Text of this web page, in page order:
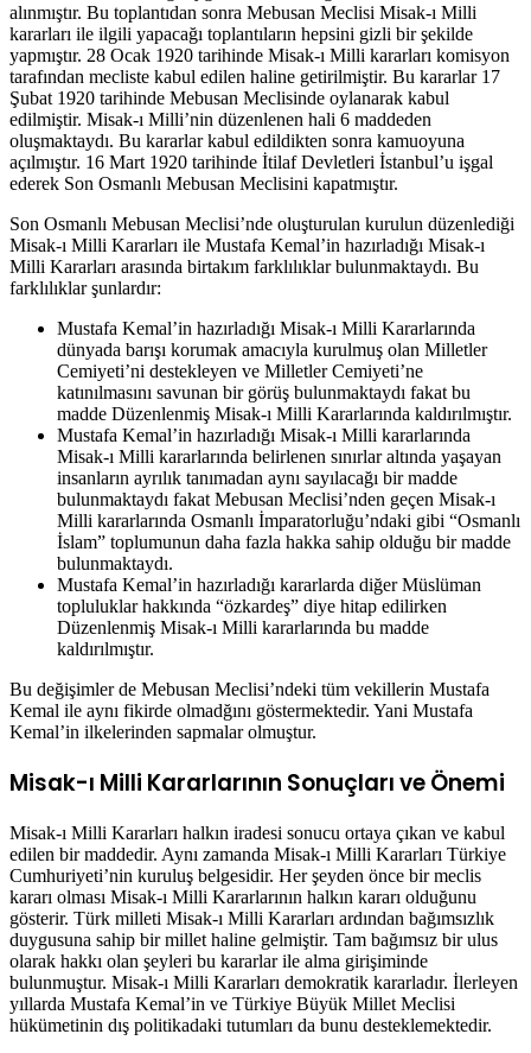
alınmıştır. Bu toplantıdan sonra Mebusan Meclisi Misak-ı Milli
kararları ile ilgili yapacağı toplantıların hepsini gizli bir şekilde
yapmıştır. 28 Ocak 1920 tarihinde Misak-ı Milli kararları komisyon
tarafından mecliste kabul edilen haline getirilmiştir. Bu kararlar 17
Şubat 1920 tarihinde Mebusan Meclisinde oylanarak kabul
edilmiştir. Misak-ı Milli’nin düzenlenen hali 6 maddeden
oluşmaktaydı. Bu kararlar kabul edildikten sonra kamuoyuna
açılmıştır. 16 Mart 1920 tarihinde İtilaf Devletleri İstanbul’u işgal
ederek Son Osmanlı Mebusan Meclisini kapatmıştır.
Son Osmanlı Mebusan Meclisi’nde oluşturulan kurulun düzenlediği
Misak-ı Milli Kararları ile Mustafa Kemal’in hazırladığı Misak-ı
Milli Kararları arasında birtakım farklılıklar bulunmaktaydı. Bu
farklılıklar şunlardır:
Mustafa Kemal’in hazırladığı Misak-ı Milli Kararlarında
dünyada barışı korumak amacıyla kurulmuş olan Milletler
Cemiyeti’ni destekleyen ve Milletler Cemiyeti’ne
katınılmasını savunan bir görüş bulunmaktaydı fakat bu
madde Düzenlenmiş Misak-ı Milli Kararlarında kaldırılmıştır.
Mustafa Kemal’in hazırladığı Misak-ı Milli kararlarında
Misak-ı Milli kararlarında belirlenen sınırlar altında yaşayan
insanların ayrılık tanımadan aynı sayılacağı bir madde
bulunmaktaydı fakat Mebusan Meclisi’nden geçen Misak-ı
Milli kararlarında Osmanlı İmparatorluğu’ndaki gibi “Osmanlı
İslam” toplumunun daha fazla hakka sahip olduğu bir madde
bulunmaktaydı.
Mustafa Kemal’in hazırladığı kararlarda diğer Müslüman
topluluklar hakkında “özkardeş” diye hitap edilirken
Düzenlenmiş Misak-ı Milli kararlarında bu madde
kaldırılmıştır.
Bu değişimler de Mebusan Meclisi’ndeki tüm vekillerin Mustafa
Kemal ile aynı fikirde olmadğını göstermektedir. Yani Mustafa
Kemal’in ilkelerinden sapmalar olmuştur.
Misak-ı Milli Kararlarının Sonuçları ve Önemi
Misak-ı Milli Kararları halkın iradesi sonucu ortaya çıkan ve kabul
edilen bir maddedir. Aynı zamanda Misak-ı Milli Kararları Türkiye
Cumhuriyeti’nin kuruluş belgesidir. Her şeyden önce bir meclis
kararı olması Misak-ı Milli Kararlarının halkın kararı olduğunu
gösterir. Türk milleti Misak-ı Milli Kararları ardından bağımsızlık
duygusuna sahip bir millet haline gelmiştir. Tam bağımsız bir ulus
olarak hakkı olan şeyleri bu kararlar ile alma girişiminde
bulunmuştur. Misak-ı Milli Kararları demokratik kararladır. İlerleyen
yıllarda Mustafa Kemal’in ve Türkiye Büyük Millet Meclisi
hükümetinin dış politikadaki tutumları da bunu desteklemektedir.